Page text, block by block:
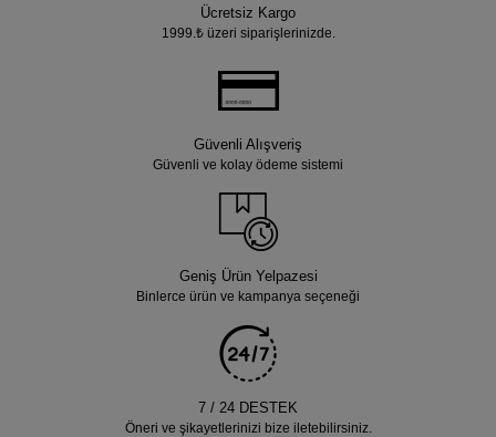
Ücretsiz Kargo
1999.₺ üzeri siparişlerinizde.
Güvenli Alışveriş
Güvenli ve kolay ödeme sistemi
Geniş Ürün Yelpazesi
Binlerce ürün ve kampanya seçeneği
7 / 24 DESTEK
Öneri ve şikayetlerinizi bize iletebilirsiniz.